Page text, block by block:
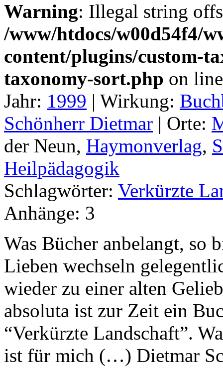
Warning: Illegal string
/www/htdocs/w00d54f4/
content/plugins/custom-
taxonomy-sort.php on
Jahr: 1999 | Wirkung:
Schönherr Dietmar | Orte:
der Neun, Haymonverlag,
Heilpädagogik
Schlagwörter: Verkürzte
Anhänge: 3
Was Bücher anbelangt, so
Lieben wechseln
wieder zu einer alten
absoluta ist zur Zeit ein
“Verkürzte Landschaft”.
ist für mich (…) Dietmar